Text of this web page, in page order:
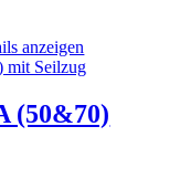
anzeigen
(50&70)